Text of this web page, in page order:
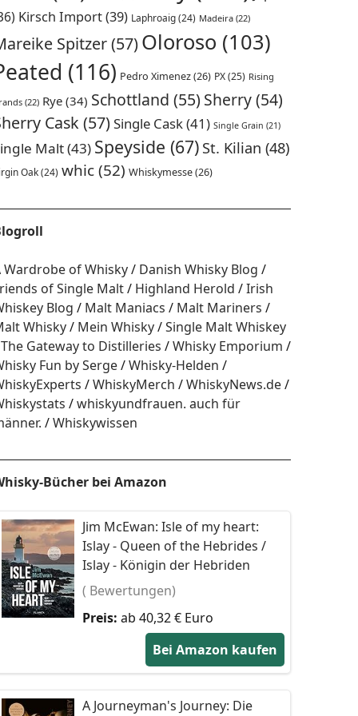
Kirsch Import(39) Laphroaig(24) Madeira(22)
Spitzer(57)Oloroso (103)
(116) Pedro Ximenez(26) PX(25) Rising
(22) Rye(34) Schottland (55) Sherry(54)
Cask (57)Single Cask(41) Single Grain (21)
Malt(43) Speyside (67) St. Kilian (48)
Oak(24) whic(52) Whiskymesse(26)
Wardrobe of Whisky
Danish Whisky Blog
of Single Malt
Highland Herold
Irish
Blog
Malt Maniacs
Malt Mariners
Whisky
Mein Whisky
Single Malt Whiskey
The Gateway to Distilleries
Whisky Emporium
Fun by Serge
Whisky-Helden
WhiskyMerch
WhiskyNews.de
whiskyundfrauen. auch für
Whiskywissen
Bücher bei Amazon
Jim McEwan: Isle of my heart:
Islay - Queen of the Hebrides /
Islay - Königin der Hebriden
( Bewertungen)
Preis: ab 40,32 € Euro
Bei Amazon kaufen
A Journeyman's Journey: Die